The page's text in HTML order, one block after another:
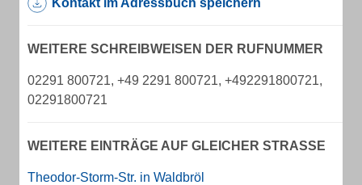
Kontakt im Adressbuch speichern
WEITERE SCHREIBWEISEN DER RUFNUMMER
02291 800721, +49 2291 800721, +492291800721,
02291800721
WEITERE EINTRÄGE AUF GLEICHER STRASSE
Theodor-Storm-Str. in Waldbröl